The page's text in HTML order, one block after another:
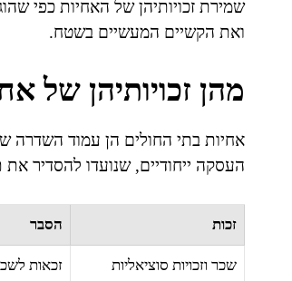
שמירת זכויותיהן של האחיות כפי
ואת הקשיים המעשיים בשטח.
מהן זכויותיהן של
אחיות בתי החולים הן עמוד השדרה
העסקה ייחודיים, שנועדו להסדיר את
זכות הסבר
שכר וזכויות סוציאליות זכאות